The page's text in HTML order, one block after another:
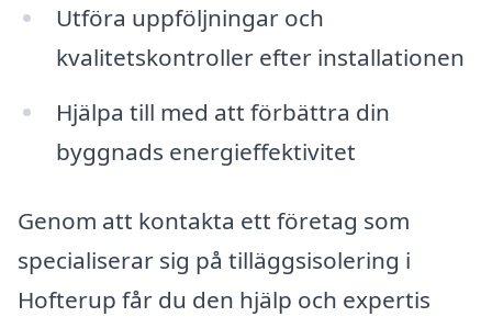
Utföra uppföljningar och
kvalitetskontroller efter installationen
Hjälpa till med att förbättra din
byggnads energieffektivitet
Genom att kontakta ett företag som
specialiserar sig på tilläggsisolering i
Hofterup får du den hjälp och expertis